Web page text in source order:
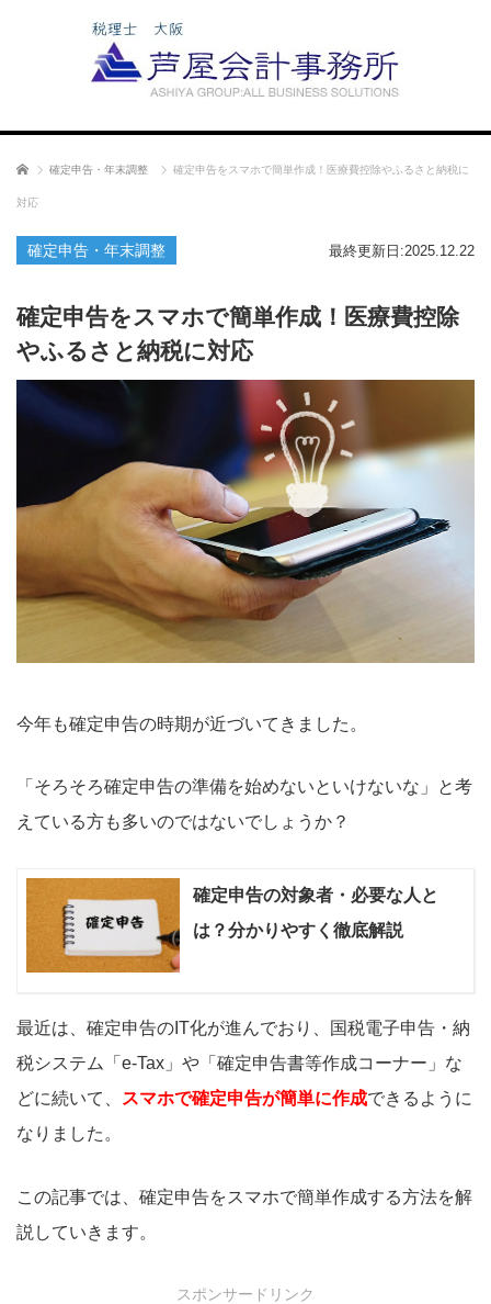
確定申告・年末調整
確定申告をスマホで簡単作成！医療費控除やふるさと納税に
対応
確定申告・年末調整 最終更新日:2025.12.22
確定申告をスマホで簡単作成！医療費控除
やふるさと納税に対応
今年も確定申告の時期が近づいてきました。
「そろそろ確定申告の準備を始めないといけないな」と考
えている方も多いのではないでしょうか？
確定申告の対象者・必要な人と
は？分かりやすく徹底解説
最近は、確定申告のIT化が進んでおり、国税電子申告・納
税システム「e-Tax」や「確定申告書等作成コーナー」な
どに続いて、
スマホで確定申告が簡単に作成できるように
なりました。
この記事では、確定申告をスマホで簡単作成する方法を解
説していきます。
スポンサードリンク